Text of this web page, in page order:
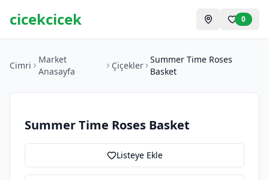
cicekcicek 0
Cimri
Market
Anasayfa
Çiçekler
Summer Time Roses
Basket
Summer Time Roses Basket
Listeye Ekle